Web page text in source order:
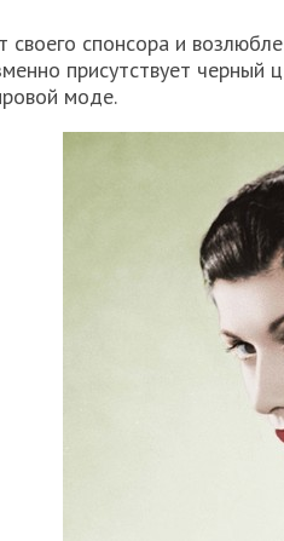
своего спонсора и
присутствует
моде.